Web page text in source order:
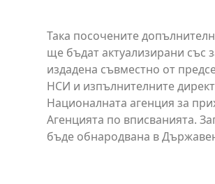
Така посочените
ще бъдат актуализирани със
издадена съвместно от
НСИ и изпълнителните
Националната агенция за
Агенцията по вписванията.
бъде обнародвана в